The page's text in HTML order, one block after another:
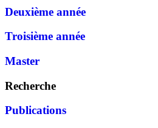
Deuxième année
Troisième année
Master
Recherche
Publications